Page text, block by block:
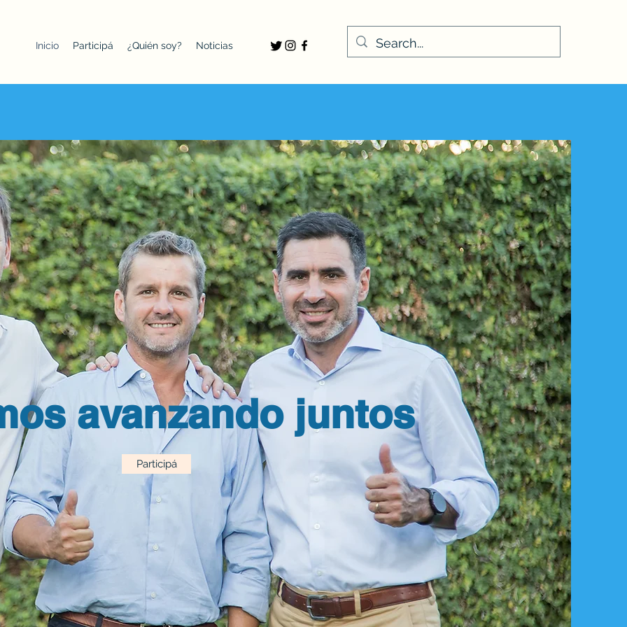
Inicio Participá ¿Quién soy? Noticias
avanzando juntos
Participá